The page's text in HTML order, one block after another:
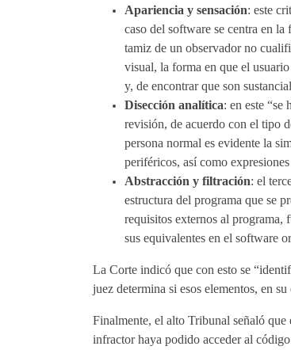
Apariencia y sensación: este
caso del software se centra en
tamiz de un observador no
visual, la forma en que el
y, de encontrar que son
Disección analítica: en este
revisión, de acuerdo con el tipo
persona normal es evidente la
periféricos, así como
Abstracción y filtración: el
estructura del programa que se
requisitos externos al programa,
sus equivalentes en el software
La Corte indicó que con esto se
juez determina si esos elementos, en
Finalmente, el alto Tribunal señaló que
infractor haya podido acceder al